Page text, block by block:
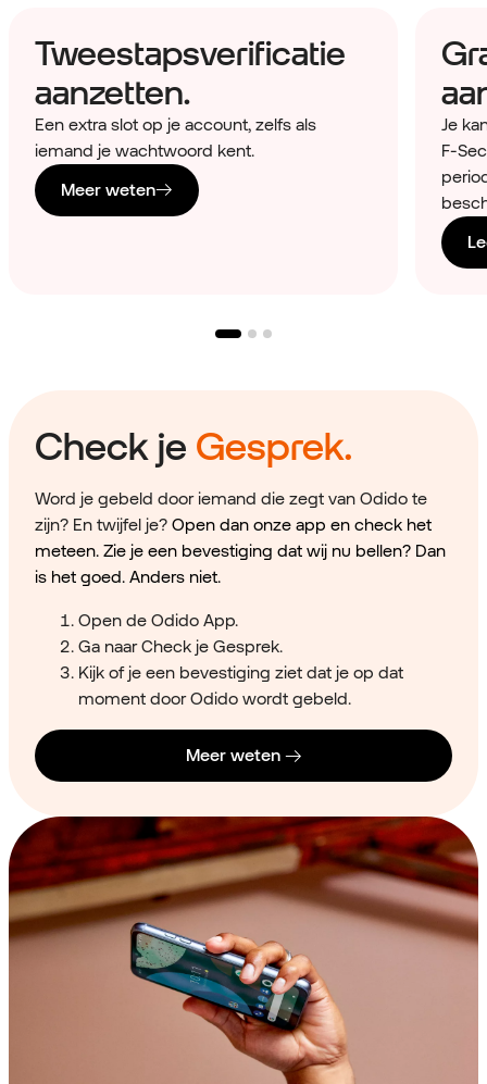
Tweestapsverificatie
aanzetten.
Een extra slot op je account, zelfs als
iemand je wachtwoord kent.
Meer weten
Je
Check je Gesprek.
Word je gebeld door iemand die zegt van Odido te
zijn? En twijfel je? Open dan onze app en check het
meteen. Zie je een bevestiging dat wij nu bellen? Dan
is het goed. Anders niet.
Open de Odido App.
Ga naar Check je Gesprek.
Kijk of je een bevestiging ziet dat je op dat
moment door Odido wordt gebeld.
Meer weten